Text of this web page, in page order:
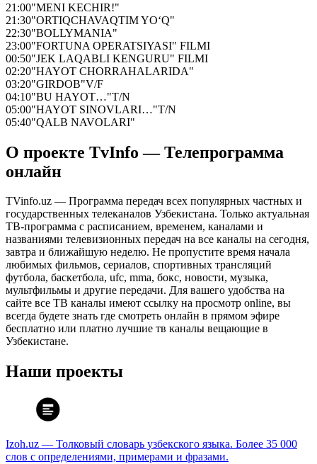
21:00"MENI KECHIR!"
21:30"ORTIQCHAVAQTIM YO‘Q"
22:30"BOLLYMANIA"
23:00"FORTUNA OPERATSIYASI" FILMI
00:50"JEK LAQABLI KENGURU" FILMI
02:20"HAYOT CHORRAHALARIDA"
03:20"GIRDOB"V/F
04:10"BU HAYOT…"T/N
05:00"HAYOT SINOVLARI…"T/N
05:40"QALB NAVOLARI"
О проекте TvInfo — Телепрограмма
онлайн
TVinfo.uz — Программа передач всех популярных частных и
государственных телеканалов Узбекистана. Только актуальная
ТВ-программа с расписанием, временем, каналами и
названиями телевизионных передач на все каналы на сегодня,
завтра и ближайшую неделю. Не пропустите время начала
любимых фильмов, сериалов, спортивных трансляций
футбола, баскетбола, ufc, mma, бокс, новости, музыка,
мультфильмы и другие передачи. Для вашего удобства на
сайте все ТВ каналы имеют ссылку на просмотр online, вы
всегда будете знать где смотреть онлайн в прямом эфире
бесплатно или платно лучшие тв каналы вещающие в
Узбекистане.
Наши проекты
Izoh.uz — Толковый словарь узбекского языка. Более 35 000
слов с определениями, примерами и фразами.